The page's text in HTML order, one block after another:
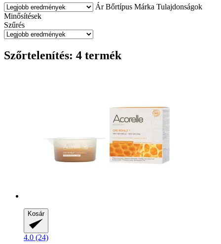
Ár Bőrtípus Márka Tulajdonságok
Minősítések
Szűrés
Szőrtelenítés: 4 termék
Kosár
4.0 (24)